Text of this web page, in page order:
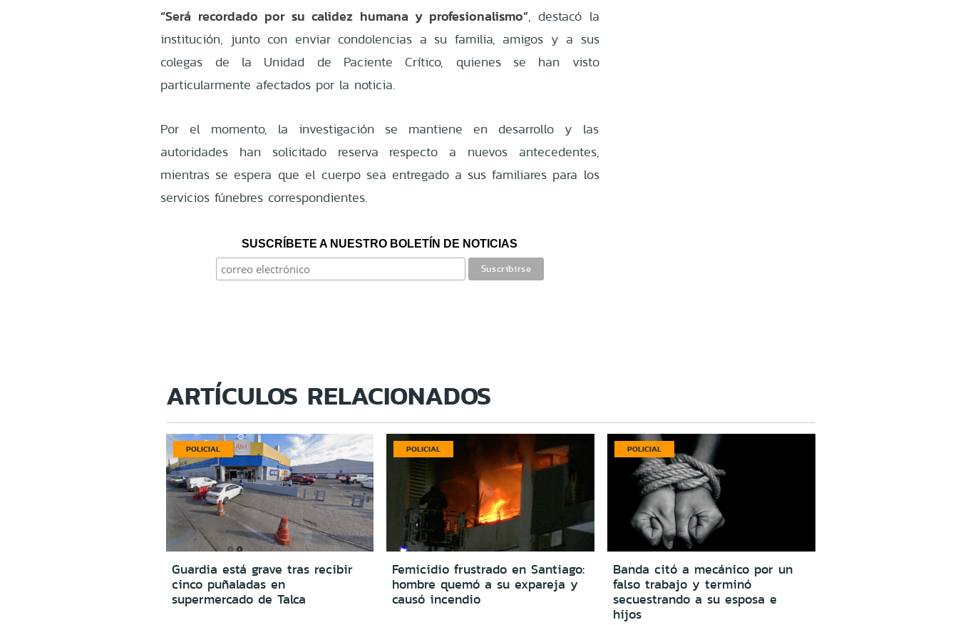
“Será recordado por su calidez humana y profesionalismo”, destacó la
institución, junto con enviar condolencias a su familia, amigos y a sus
colegas de la Unidad de Paciente Crítico, quienes se han visto
particularmente afectados por la noticia.
Por el momento, la investigación se mantiene en desarrollo y las
autoridades han solicitado reserva respecto a nuevos antecedentes,
mientras se espera que el cuerpo sea entregado a sus familiares para los
servicios fúnebres correspondientes.
SUSCRÍBETE A NUESTRO BOLETÍN DE NOTICIAS
ARTÍCULOS RELACIONADOS
POLICIAL
Guardia está grave tras recibir
cinco puñaladas en
supermercado de Talca
POLICIAL
Femicidio frustrado en Santiago:
hombre quemó a su expareja y
causó incendio
POLICIAL
Banda citó a mecánico por un
falso trabajo y terminó
secuestrando a su esposa e
hijos